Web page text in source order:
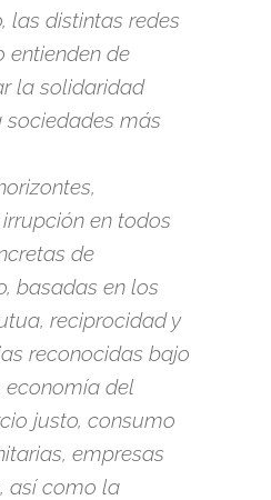
las distintas redes
entienden de
la solidaridad
sociedades más
en todos
de
basadas en los
reciprocidad y
reconocidas bajo
economía del
justo, consumo
empresas
así como la